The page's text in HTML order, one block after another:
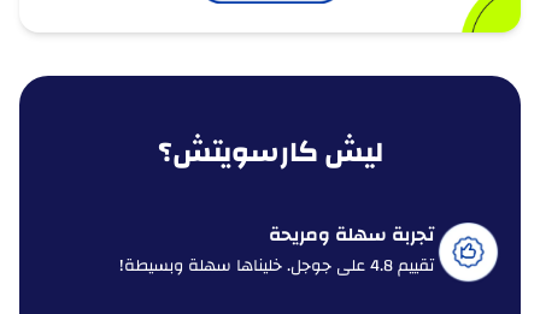
ليش كارسويتش؟
تجربة سهلة ومريحة
تقييم 4.8 على جوجل. خليناها سهلة وبسيطة!